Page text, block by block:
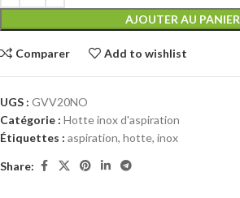
AJOUTER AU PANIER
Comparer Add to wishlist
UGS : GVV20NO
Catégorie : Hotte inox d'aspiration
Étiquettes : aspiration, hotte, inox
Share: